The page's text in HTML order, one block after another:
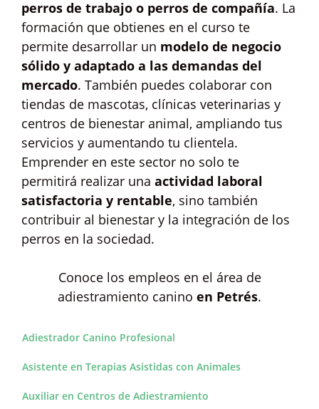
perros de trabajo o perros de compañía. La
formación que obtienes en el curso te
permite desarrollar un modelo de negocio
sólido y adaptado a las demandas del
mercado. También puedes colaborar con
tiendas de mascotas, clínicas veterinarias y
centros de bienestar animal, ampliando tus
servicios y aumentando tu clientela.
Emprender en este sector no solo te
permitirá realizar una actividad laboral
satisfactoria y rentable, sino también
contribuir al bienestar y la integración de los
perros en la sociedad.
Conoce los empleos en el área de
adiestramiento canino en Petrés.
Adiestrador Canino Profesional
Asistente en Terapias Asistidas con Animales
Auxiliar en Centros de Adiestramiento